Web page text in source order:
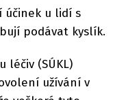
účinek u lidí s
podávat kyslík.
léčiv (SÚKL)
užívání v